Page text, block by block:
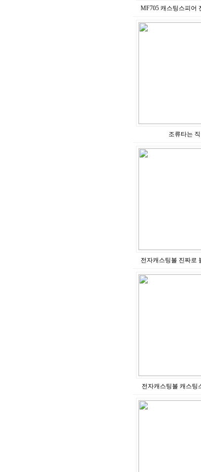
MF705 캐스팅스피어
조류타는
전자캐스팅볼 진짜로
전자캐스팅볼 캐스팅